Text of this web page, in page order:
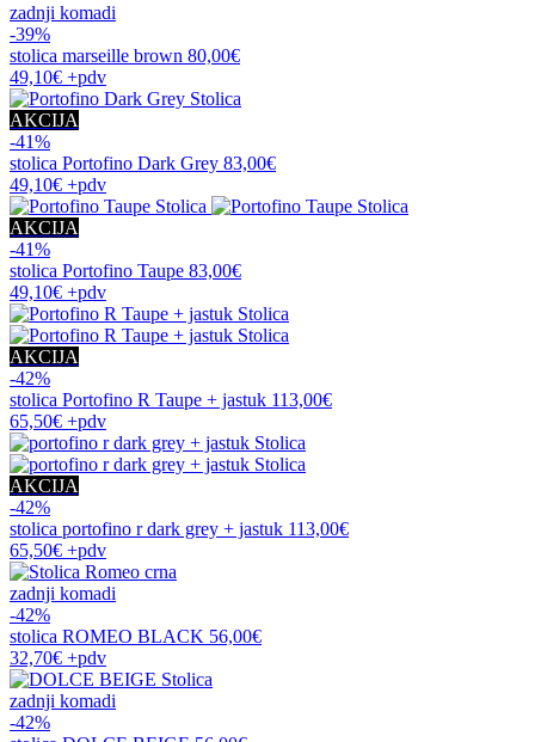
zadnji komadi
-39%
stolica marseille brown 80,00€
49,10€ +pdv
AKCIJA
-41%
stolica Portofino Dark Grey 83,00€
49,10€ +pdv
AKCIJA
-41%
stolica Portofino Taupe 83,00€
49,10€ +pdv
AKCIJA
-42%
stolica Portofino R Taupe + jastuk 113,00€
65,50€ +pdv
AKCIJA
-42%
stolica portofino r dark grey + jastuk 113,00€
65,50€ +pdv
zadnji komadi
-42%
stolica ROMEO BLACK 56,00€
32,70€ +pdv
zadnji komadi
-42%